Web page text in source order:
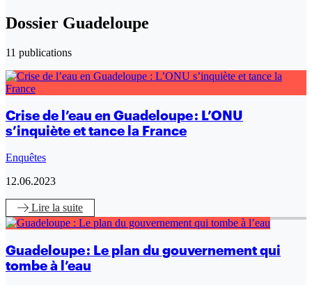
Dossier Guadeloupe
11 publications
Crise de l’eau en Guadeloupe : L’ONU
s’inquiète et tance la France
Enquêtes
12.06.2023
Lire la suite
Guadeloupe : Le plan du gouvernement qui
tombe à l’eau